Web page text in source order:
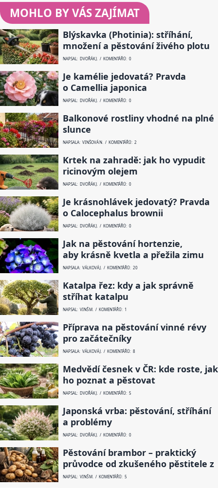
MOHLO BY VÁS ZAJÍMAT
Blýskavka (Photinia): stříhání,
množení a pěstování živého plotu
NAPSAL: DVOŘÁK J. / KOMENTÁŘŮ: 0
Je kamélie jedovatá? Pravda
o Camellia japonica
NAPSAL: DVOŘÁK J. / KOMENTÁŘŮ: 0
Balkonové rostliny vhodné na plné
slunce
NAPSALA: VINŠOVÁ N. / KOMENTÁŘŮ: 2
Krtek na zahradě: jak ho vypudit
ricinovým olejem
NAPSAL: DVOŘÁK J. / KOMENTÁŘŮ: 0
Je krásnohlávek jedovatý? Pravda
o Calocephalus brownii
NAPSAL: DVOŘÁK J. / KOMENTÁŘŮ: 0
Jak na pěstování hortenzie,
aby krásně kvetla a přežila zimu
NAPSALA: VÁLKOVÁ J. / KOMENTÁŘŮ: 20
Katalpa řez: kdy a jak správně
stříhat katalpu
NAPSAL: VINŠ M. / KOMENTÁŘŮ: 1
Příprava na pěstování vinné révy
pro začátečníky
NAPSALA: VÁLKOVÁ J. / KOMENTÁŘŮ: 8
Medvědí česnek v ČR: kde roste, jak
ho poznat a pěstovat
NAPSAL: DVOŘÁK J. / KOMENTÁŘŮ: 5
Japonská vrba: pěstování, stříhání
a problémy
NAPSAL: DVOŘÁK J. / KOMENTÁŘŮ: 0
Pěstování brambor – praktický
průvodce od zkušeného pěstitele z
NAPSAL: VINŠ M. / KOMENTÁŘŮ: 5